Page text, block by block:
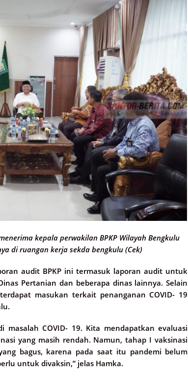
kepala perwakilan BPKP Wilayah Bengkulu
di ruangan kerja sekda bengkulu (Cek)
audit BPKP ini termasuk laporan audit untuk
Pertanian dan beberapa dinas lainnya. Selain
masukan terkait penanganan COVID- 19
masalah COVID- 19. Kita mendapatkan evaluasi
yang masih rendah. Namun, tahap I vaksinasi
bagus, karena pada saat itu pandemi belum
untuk divaksin,” jelas Hamka.